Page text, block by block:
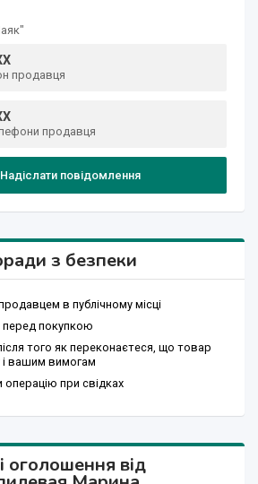
продавця
продавця
Надіслати повідомлення
з безпеки
в публічному місці
перед покупкою
того як переконаєтеся, що товар
і вашим вимогам
при свідках
оголошення від